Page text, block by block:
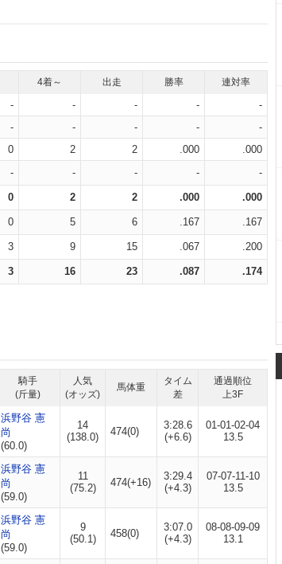
4着～ 出走 勝率 連対率
- - - -
-
- - - -
-
0 2 2 .000
.000
- - - - -
0 2 2 .000 .000
0 5 6 .167 .167
3 9 15 .067 .200
3 16 23 .087 .174
騎手
(斤量)
人気
(オッズ)
馬体重
タイム
差
通過順位
上3F
浜野谷 憲
尚
(60.0)
14
(138.0)
474(0)
3:28.6
(+6.6)
01-01-02-04
13.5
浜野谷 憲
尚
(59.0)
11
(75.2)
474(+16)
3:29.4
(+4.3)
07-07-11-10
13.5
浜野谷 憲
尚
(59.0)
9
(50.1)
458(0)
3:07.0
(+4.3)
08-08-09-09
13.1